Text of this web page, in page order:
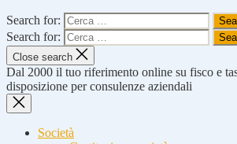
Search for:
Search for:
Close search
Dal 2000 il tuo riferimento online su fisco e
disposizione per consulenze aziendali
Società